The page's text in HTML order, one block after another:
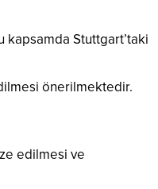
kapsamda Stuttgart’taki
önerilmektedir.
edilmesi ve